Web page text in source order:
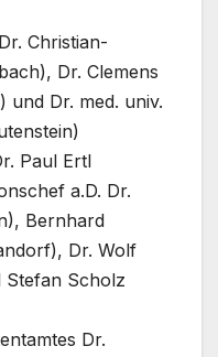
Christian-
Dr. Clemens
und Dr. med. univ.
Paul Ertl
a.D. Dr.
Bernhard
Dr. Wolf
Stefan Scholz
Dr.